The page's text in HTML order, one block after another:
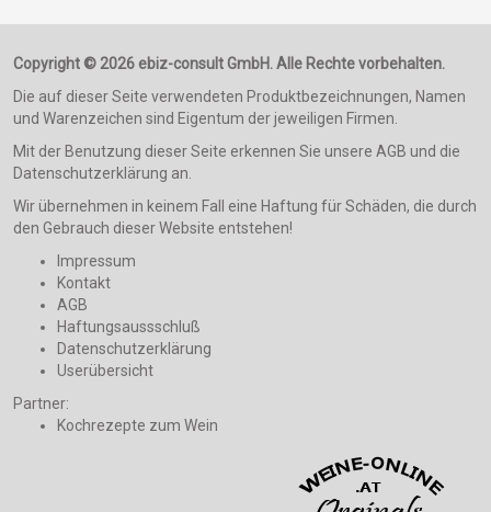
Copyright © 2026 ebiz-consult GmbH. Alle Rechte vorbehalten.
Die auf dieser Seite verwendeten Produktbezeichnungen, Namen
und Warenzeichen sind Eigentum der jeweiligen Firmen.
Mit der Benutzung dieser Seite erkennen Sie unsere AGB und die
Datenschutzerklärung an.
Wir übernehmen in keinem Fall eine Haftung für Schäden, die durch
den Gebrauch dieser Website entstehen!
Impressum
Kontakt
AGB
Haftungsaussschluß
Datenschutzerklärung
Userübersicht
Partner:
Kochrezepte zum Wein